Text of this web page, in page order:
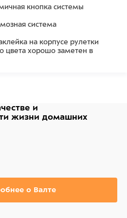
кнопка системы
система
на корпусе рулетки
цвета хорошо заметен в
удобство, помогающее
животного.
из ударопрочного пластика.
моментов, проведенных с
оранжевый
и
жизни домашних
о Валте